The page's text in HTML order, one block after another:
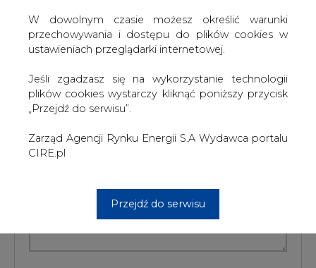
Jeśli zgadzasz się na wykorzystanie technologii
plików cookies wystarczy kliknąć poniższy przycisk
„Przejdź do serwisu”.
Zarząd Agencji Rynku Energii S.A Wydawca portalu
CIRE.pl
Przejdź do serwisu
KOMENTARZE
TREŚĆ KOMENTARZA